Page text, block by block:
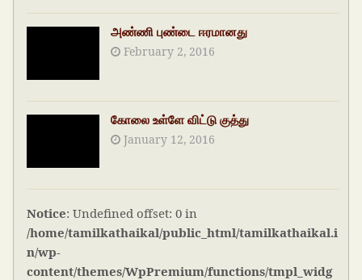
அண்ணி புண்டை ஈரமானது
February 2, 2016
கோலை உள்ளே விட்டு குத்து
January 12, 2016
Notice: Undefined offset: 0 in
/home/tamilkathaikal/public_html/tamilkathaikal.i
n/wp-
content/themes/WpPremium/functions/tmpl_widg